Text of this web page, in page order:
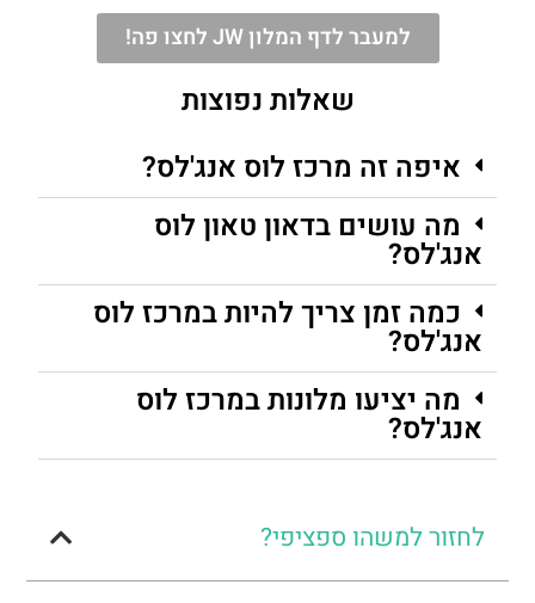
למעבר לדף המלון JW לחצו פה!
שאלות נפוצות
איפה זה מרכז לוס אנג'לס?
מה עושים בדאון טאון לוס
אנג'לס?
כמה זמן צריך להיות במרכז לוס
אנג'לס?
מה יציעו מלונות במרכז לוס
אנג'לס?
לחזור למשהו ספציפי?